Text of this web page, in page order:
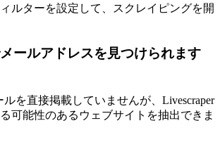
ルターを設定して、スクレイピングを開
ールアドレスを見つけられます
ルを直接掲載していませんが、Livescraper
可能性のあるウェブサイトを抽出できま